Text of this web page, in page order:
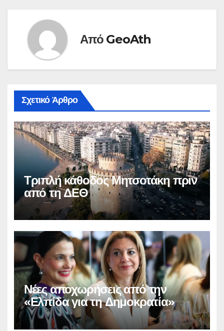
Από GeoAth
Σχετικό Άρθρο
Τριπλή κάθοδος Μητσοτάκη πριν
από τη ΔΕΘ
Νέες αποχωρήσεις από την
«Ελπίδα για τη Δημοκρατία»